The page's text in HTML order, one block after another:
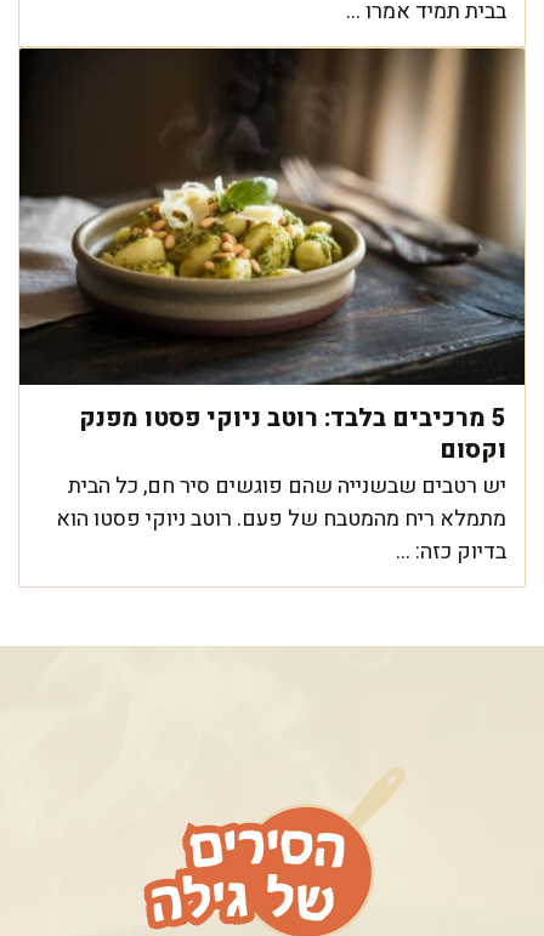
בבית תמיד אמרו ...
5 מרכיבים בלבד: רוטב ניוקי פסטו מפנק
וקסום
יש רטבים שבשנייה שהם פוגשים סיר חם, כל הבית
מתמלא ריח מהמטבח של פעם. רוטב ניוקי פסטו הוא
בדיוק כזה: ...